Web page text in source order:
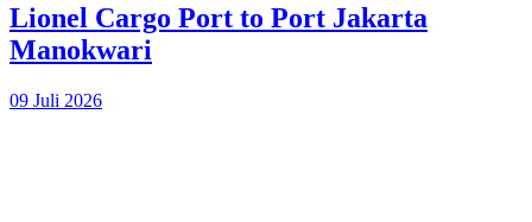
Lionel Cargo Port to Port Jakarta
Manokwari
09 Juli 2026